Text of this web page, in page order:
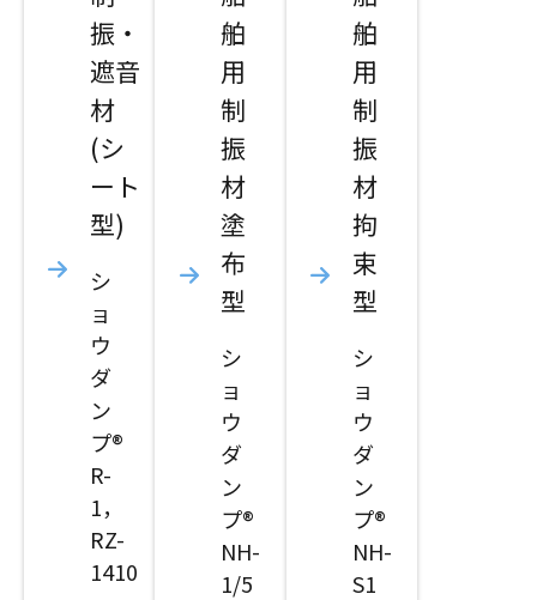
振・
遮音
材
(シ
ート
型)
シ
ョ
ウ
ダ
ン
プ®
R-
1，
RZ-
1410
舶
用
制
振
材
塗
布
型
シ
ョ
ウ
ダ
ン
プ®
NH-
1/5
舶
用
制
振
材
拘
束
型
シ
ョ
ウ
ダ
ン
プ®
NH-
S1